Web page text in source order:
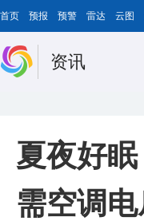
首页 预报 预警 雷达 云图
资讯
夏夜好
需空调